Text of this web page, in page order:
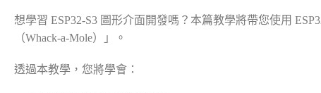
想學習 ESP32-S3 圖形介面開發嗎？本篇教學將帶您使用
（Whack-a-Mole）」。
透過本教學，您將學會：